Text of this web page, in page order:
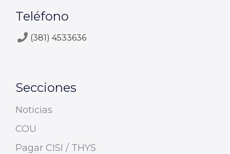
Teléfono
(381) 4533636
Secciones
Noticias
COU
Pagar CISI / THYS